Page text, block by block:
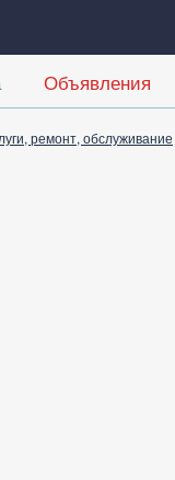
Объявления
ремонт, обслуживание